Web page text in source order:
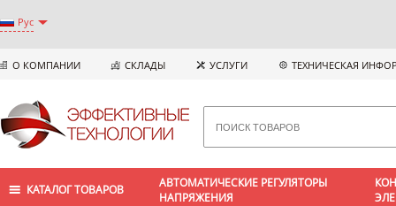
Рус
О КОМПАНИИ СКЛАДЫ УСЛУГИ ТЕХНИЧЕСКАЯ
КАТАЛОГ ТОВАРОВ
АВТОМАТИЧЕСКИЕ РЕГУЛЯТОРЫ
НАПРЯЖЕНИЯ